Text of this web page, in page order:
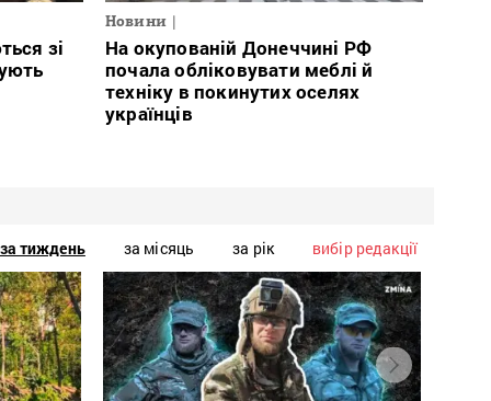
зі
Новини
На окупованій Донеччині РФ
почала обліковувати меблі й
техніку в покинутих оселях
українців
за тиждень за місяць за рік вибір редакції